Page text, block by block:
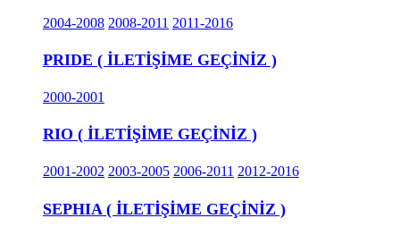
2004-2008 2008-2011 2011-2016
PRIDE ( İLETİŞİME GEÇİNİZ )
2000-2001
RIO ( İLETİŞİME GEÇİNİZ )
2001-2002 2003-2005 2006-2011 2012-2016
SEPHIA ( İLETİŞİME GEÇİNİZ )